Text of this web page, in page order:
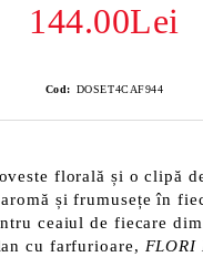
144.00Lei
Cod: DOSET4CAF944
florală și o clipă
și frumusețe în
ceaiul de fiecare
cu farfurioare, FLORI